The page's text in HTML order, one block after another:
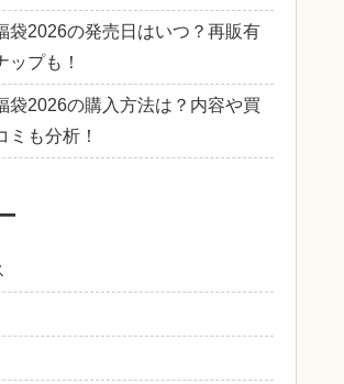
袋2026の発売日はいつ？再販有
ップも！
袋2026の購入方法は？内容や買
ミも分析！